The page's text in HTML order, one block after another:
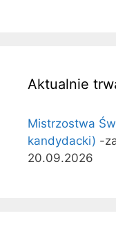
Aktualnie
Mistrzostwa
kandydacki) -
20.09.2026